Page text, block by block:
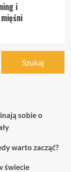
i
sobie o
warto zacząć?
świecie